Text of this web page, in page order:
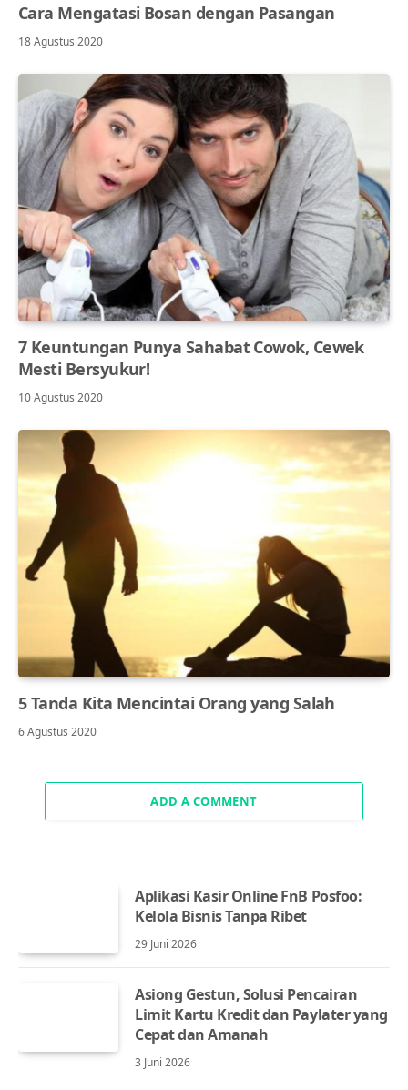
Cara Mengatasi Bosan dengan Pasangan
18 Agustus 2020
7 Keuntungan Punya Sahabat Cowok, Cewek
Mesti Bersyukur!
10 Agustus 2020
5 Tanda Kita Mencintai Orang yang Salah
6 Agustus 2020
ADD A COMMENT
Aplikasi Kasir Online FnB Posfoo:
Kelola Bisnis Tanpa Ribet
29 Juni 2026
Asiong Gestun, Solusi Pencairan
Limit Kartu Kredit dan Paylater yang
Cepat dan Amanah
3 Juni 2026